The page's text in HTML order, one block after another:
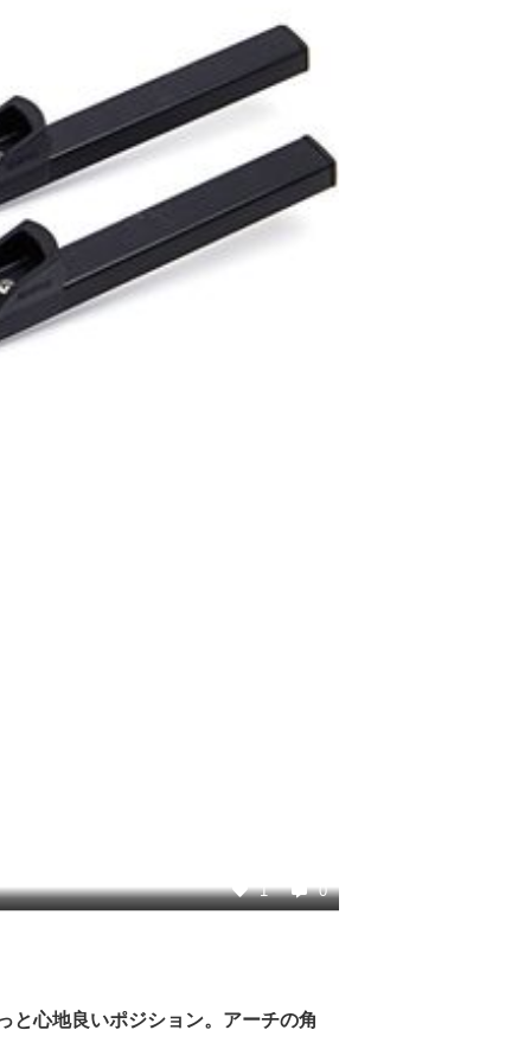
1 0
と心地良いポジション。アーチの角